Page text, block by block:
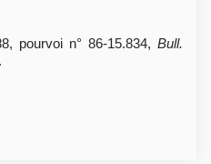
pourvoi n° 86-15.834, Bull.